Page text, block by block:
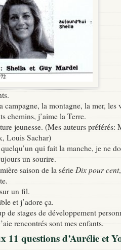
campagne, la montagne, la mer, les
chemins, j’aime la Terre.
jeunesse. (Mes auteurs
Louis Sachar)
qui fait la manche, je ne
un sourire.
saison de la série Dix pour cent
un fil.
et j’adore ça.
de stages de développement
rencontrés sont mes enfants.
11 questions d’Aurélie et